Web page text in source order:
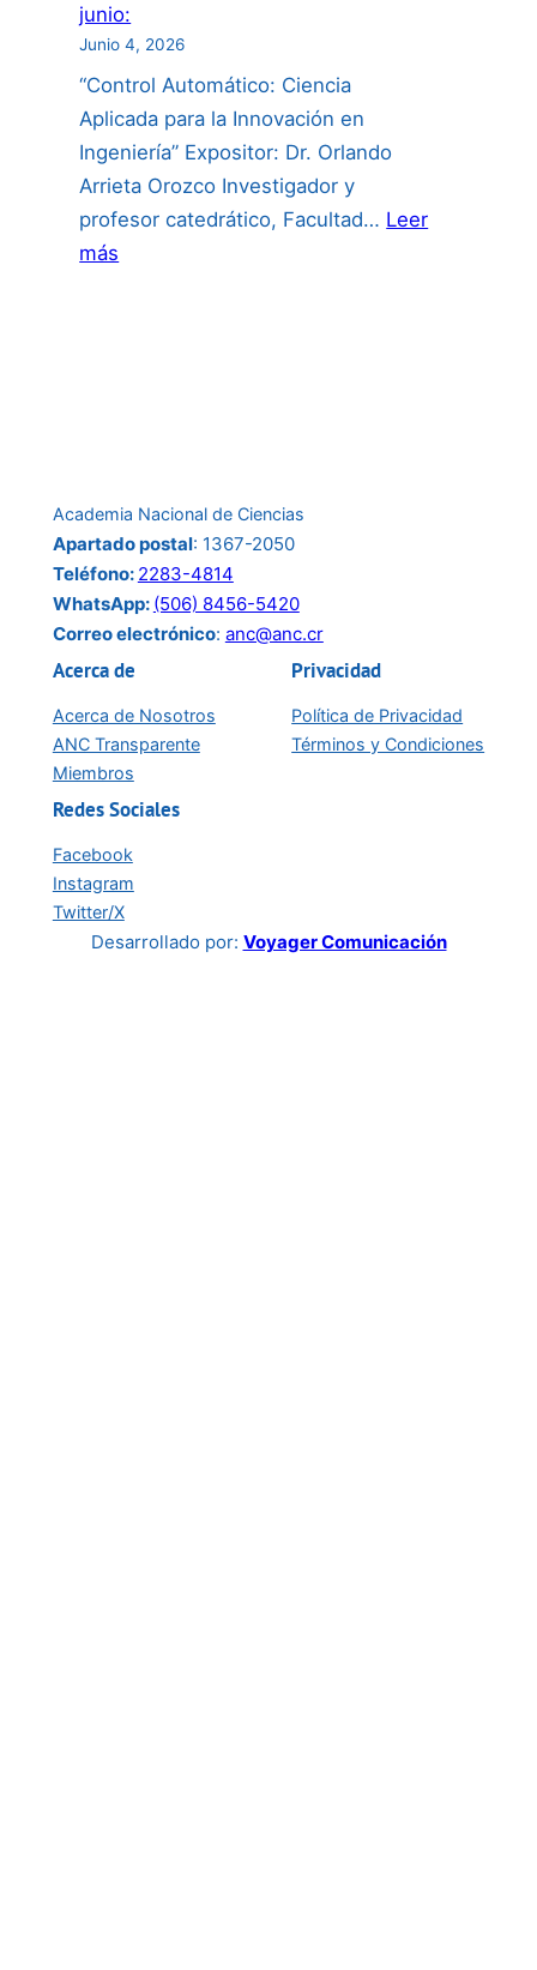
junio:
Junio 4, 2026
“Control Automático: Ciencia
Aplicada para la Innovación en
Ingeniería” Expositor: Dr. Orlando
Arrieta Orozco Investigador y
profesor catedrático, Facultad… Leer
más
junio:
Academia Nacional de Ciencias
Apartado postal: 1367-2050
Teléfono: 2283-4814
WhatsApp: (506) 8456-5420
Correo electrónico: anc@anc.cr
Acerca de
Acerca de Nosotros
ANC Transparente
Miembros
Privacidad
Política de Privacidad
Términos y Condiciones
Redes Sociales
Facebook
Instagram
Twitter/X
Desarrollado por: Voyager Comunicación